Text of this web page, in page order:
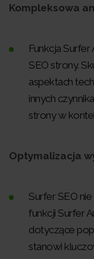
Kompleksowa
Funkcja Surfer
SEO strony.
aspektach
innych
strony w
Optymalizacja
Surfer SEO
funkcji Surfer
dotyczące
stanowi